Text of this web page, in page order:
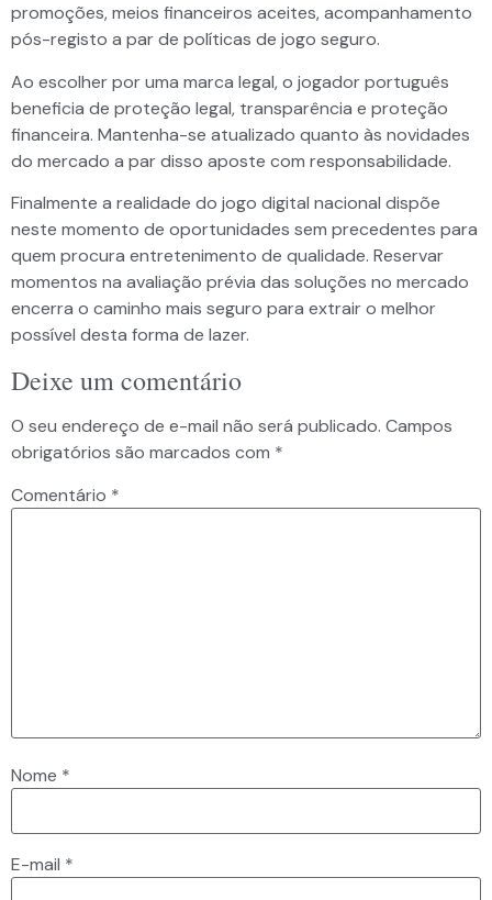
promoções, meios financeiros aceites, acompanhamento
pós-registo a par de políticas de jogo seguro.
Ao escolher por uma marca legal, o jogador português
beneficia de proteção legal, transparência e proteção
financeira. Mantenha-se atualizado quanto às novidades
do mercado a par disso aposte com responsabilidade.
Finalmente a realidade do jogo digital nacional dispõe
neste momento de oportunidades sem precedentes para
quem procura entretenimento de qualidade. Reservar
momentos na avaliação prévia das soluções no mercado
encerra o caminho mais seguro para extrair o melhor
possível desta forma de lazer.
Deixe um comentário
O seu endereço de e-mail não será publicado. Campos
obrigatórios são marcados com *
Comentário *
Nome *
E-mail *